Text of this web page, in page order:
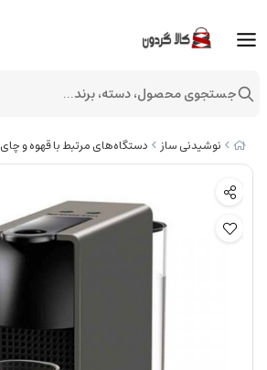
نوشیدنی ساز دستگاه‌های مرتبط با قهوه و چای
جستجوی محصول، دسته، برند...